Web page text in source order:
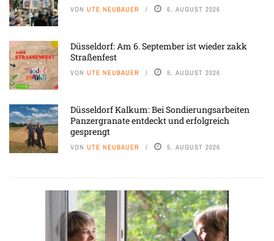
VON UTE NEUBAUER 6. AUGUST 2026
Düsseldorf: Am 6. September ist wieder zakk
Straßenfest
VON UTE NEUBAUER 5. AUGUST 2026
Düsseldorf Kalkum: Bei Sondierungsarbeiten
Panzergranate entdeckt und erfolgreich
gesprengt
VON UTE NEUBAUER 5. AUGUST 2026